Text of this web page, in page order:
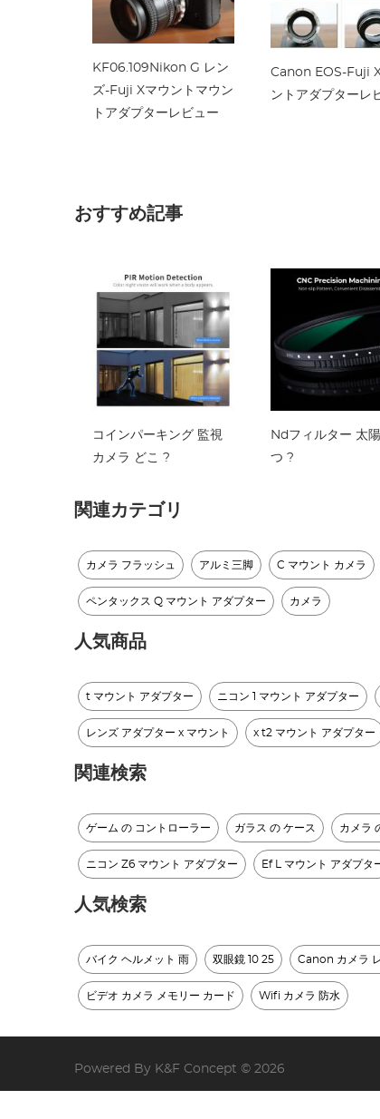
KF06.109Nikon G レン
ズ-Fuji Xマウントマウン
トアダプターレビュー
Canon EOS-Fuji
ントアダプターレ
おすすめ記事
コインパーキング 監視
カメラ どこ ?
Ndフィルター 太陽
つ ?
関連カテゴリ
カメラ フラッシュ​ アルミ三脚 C マウント カメラ
ペンタックス Q マウント アダプター​ カメラ
人気商品
t マウント アダプター ニコン 1 マウント アダプター
レンズ アダプター x マウント x t2 マウント アダプター
関連検索
ゲーム の コントローラー ガラス の ケース カメラ
ニコン Z6 マウント アダプター Ef L マウント アダプタ
人気検索
バイク ヘルメット 雨 双眼鏡 10 25 Canon カメラ
ビデオ カメラ メモリー カード Wifi カメラ 防水
Powered By K&F Concept © 2026